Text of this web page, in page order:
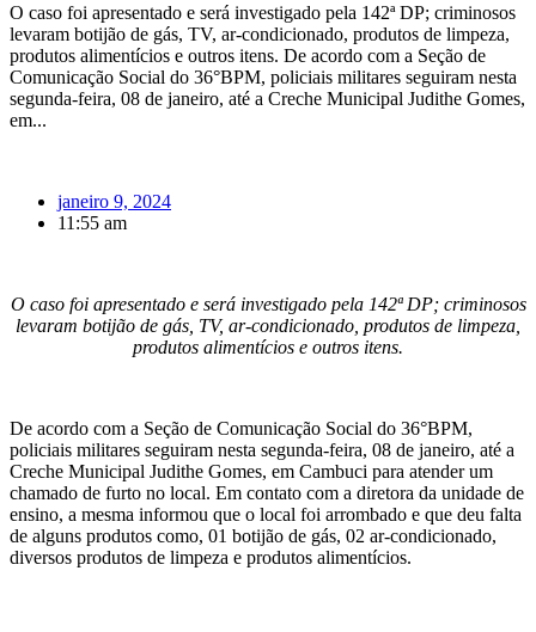
O caso foi apresentado e será investigado pela 142ª DP; criminosos
levaram botijão de gás, TV, ar-condicionado, produtos de limpeza,
produtos alimentícios e outros itens. De acordo com a Seção de
Comunicação Social do 36°BPM, policiais militares seguiram nesta
segunda-feira, 08 de janeiro, até a Creche Municipal Judithe Gomes,
em...
janeiro 9, 2024
11:55 am
O caso foi apresentado e será investigado pela 142ª DP; criminosos
levaram botijão de gás, TV, ar-condicionado, produtos de limpeza,
produtos alimentícios e outros itens.
De acordo com a Seção de Comunicação Social do 36°BPM,
policiais militares seguiram nesta segunda-feira, 08 de janeiro, até a
Creche Municipal Judithe Gomes, em Cambuci para atender um
chamado de furto no local. Em contato com a diretora da unidade de
ensino, a mesma informou que o local foi arrombado e que deu falta
de alguns produtos como, 01 botijão de gás, 02 ar-condicionado,
diversos produtos de limpeza e produtos alimentícios.